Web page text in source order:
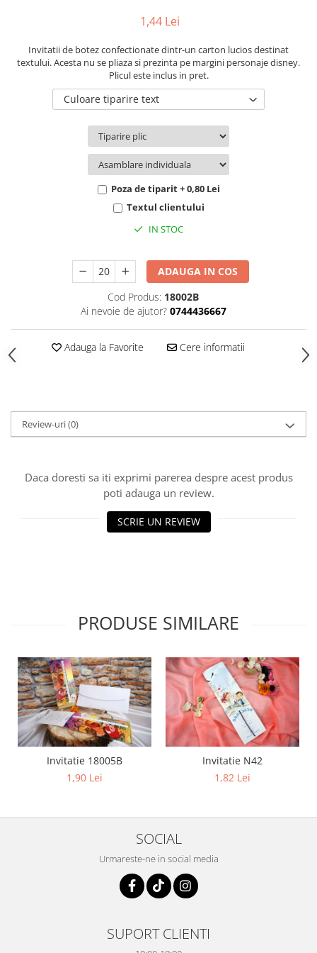
Cutii flori mixte
Aranjamente tematice
2025 Craciun
2020 Craciun si Anul Nou
Toamna și Halloween
Buchete extravagante
HOME & OFFICE Deco
1,44 Lei
Invitatii de botez confectionate dintr-un carton lucios destinat
textului. Acesta nu se pliaza si prezinta pe margini personaje disney.
Plicul este inclus in pret.
Culoare tiparire text
Poza de tiparit + 0,80 Lei
Textul clientului
IN STOC
ADAUGA IN COS
Cod Produs: 18002B
Ai nevoie de ajutor? 0744436667
Adauga la Favorite Cere informatii
Review-uri(0)
Daca doresti sa iti exprimi parerea despre acest produs
poti adauga un review.
SCRIE UN REVIEW
PRODUSE SIMILARE
Invitatie 18005B
1,90 Lei
Invitatie N42
1,82 Lei
SOCIAL
Urmareste-ne in social media
SUPORT CLIENTI